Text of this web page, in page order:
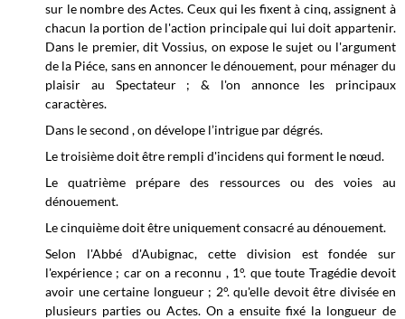
sur le nombre des Actes. Ceux qui les fixent à cinq, assignent à
chacun la portion de l'action principale qui lui doit appartenir.
Dans le premier, dit Vossius, on expose le sujet ou l'argument
de la Piéce, sans en annoncer le dénouement, pour ménager du
plaisir au Spectateur ; & l'on annonce les principaux
caractères.
Dans le second , on dévelope l’intrigue par dégrés.
Le troisième doit être rempli d'incidens qui forment le nœud.
Le quatrième prépare des ressources ou des voies au
dénouement.
Le cinquième doit être uniquement consacré au dénouement.
Selon l'Abbé d'Aubignac, cette division est fondée sur
l'expérience ; car on a reconnu , 1°. que toute Tragédie devoit
avoir une certaine longueur ; 2°. qu'elle devoit être divisée en
plusieurs parties ou Actes. On a ensuite fixé la longueur de